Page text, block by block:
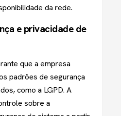
da rede.
e privacidade de
que a empresa
padrões de segurança
como a LGPD. A
sobre a